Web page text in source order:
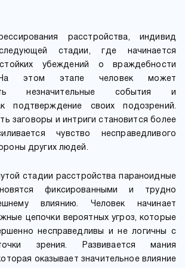
расстройства, индивид
стадии, где начинается
убеждений о враждебности
этом этапе человек может
незначительные события и
подтверждение своих подозрений.
заговоры и интриги становится более
чувство несправедливого
других людей.
стадии расстройства параноидные
фиксированными и трудно
влиянию. Человек начинает
цепочки вероятных угроз, которые
несправедливы и не логичны с
зрения. Развивается мания
оказывает значительное влияние